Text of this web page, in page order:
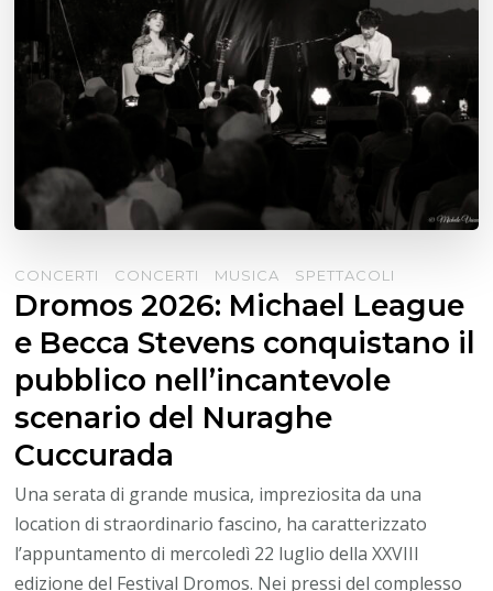
CONCERTI CONCERTI MUSICA SPETTACOLI
Dromos 2026: Michael League
e Becca Stevens conquistano il
pubblico nell’incantevole
scenario del Nuraghe
Cuccurada
Una serata di grande musica, impreziosita da una
location di straordinario fascino, ha caratterizzato
l’appuntamento di mercoledì 22 luglio della XXVIII
edizione del Festival Dromos. Nei pressi del complesso